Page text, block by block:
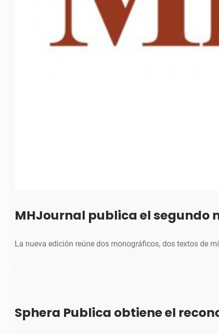
MHJournal publica el segundo
La nueva edición reúne dos monográficos, dos textos de
Sphera Publica obtiene el